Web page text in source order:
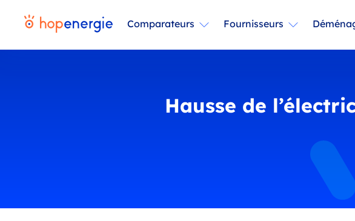
Comparateurs Fournisseurs
Hausse de